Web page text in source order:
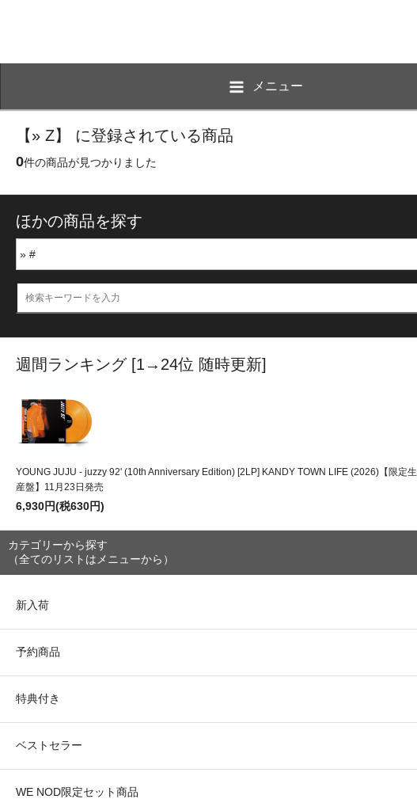
メニュー
【» Z】 に登録されている商品
0件の商品が見つかりました
ほかの商品を探す
週間ランキング [1→24位 随時更新]
YOUNG JUJU - juzzy 92' (10th Anniversary Edition) [2LP] KANDY TOWN LIFE (2026)【限定生
産盤】11月23日発売
6,930円(税630円)
カテゴリーから探す
（全てのリストはメニューから）
新入荷
予約商品
特典付き
ベストセラー
WE NOD限定セット商品